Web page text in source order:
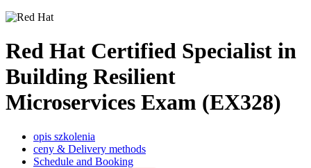
Red Hat Certified Specialist in
Building Resilient
Microservices Exam (EX328)
opis szkolenia
ceny & Delivery methods
Schedule and Booking